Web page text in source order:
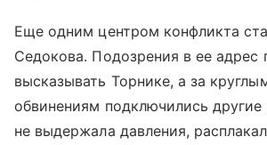
Еще одним центром конфликта
Седокова. Подозрения в ее адрес
высказывать Торнике, а за
обвинениям подключились другие
не выдержала давления,